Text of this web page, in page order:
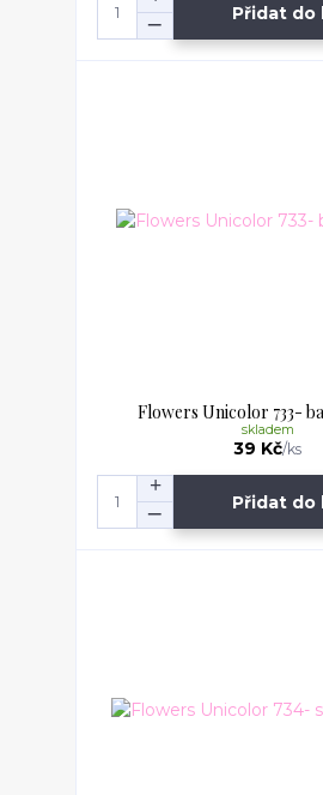
Přidat do
Flowers Unicolor 733-
39 Kč/ks
skladem
Přidat do